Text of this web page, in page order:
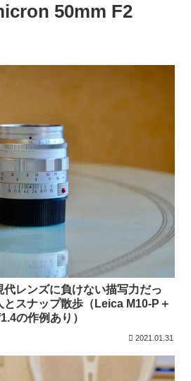
50mm F2
レンズに負けない描写力だっ
スナップ散歩（Leica M10-P＋
の作例あり）
2021.01.31